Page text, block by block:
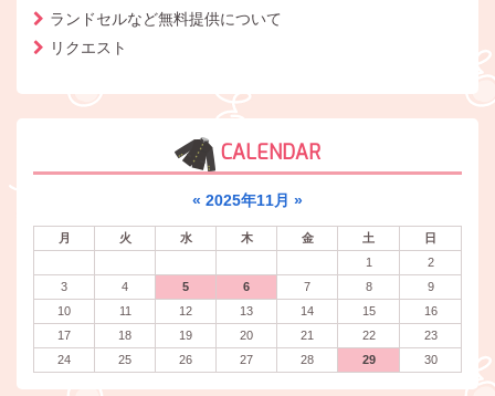
ランドセルなど無料提供について
リクエスト
CALENDAR
« 2025年11月 »
月 火 水 木 金 土
日
1
2
3
4 5 6 7 8
9
10
11 12 13 14 15
16
17
18 19 20 21 22
23
24
25 26 27 28 29 30